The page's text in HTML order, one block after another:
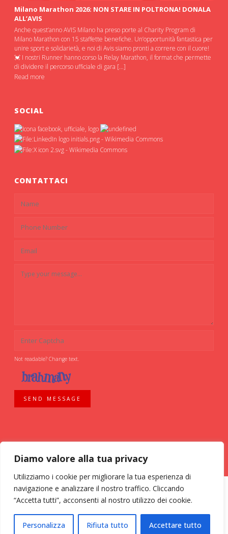
Diamo valore alla tua privacy
Utilizziamo i cookie per migliorare la tua esperienza di
navigazione e analizzare il nostro traffico. Cliccando
“Accetta tutti”, acconsenti al nostro utilizzo dei cookie.
Personalizza Rifiuta tutto Accettare tutto
Milano Marathon 2026: NON STARE IN POLTRONA! DONALA
ALL’AVIS
Anche quest’anno AVIS Milano ha preso porte al Charity Program di
Milano Marathon con 15 staffette benefiche. Un’opportunità fantastica per
unire sport e solidarietà, e noi di Avis siamo pronti a correre con il cuore!
💓 I nostri Runner hanno corso la Relay Marathon, il format che permette
di dividere il percorso ufficiale di gara […]
Read more
SOCIAL
CONTATTACI
Not readable? Change text.
SEND MESSAGE
ASSOCIAZIONE VOLONTARI ITALIANI SANGUE - AVIS COMUNALE MILANO -